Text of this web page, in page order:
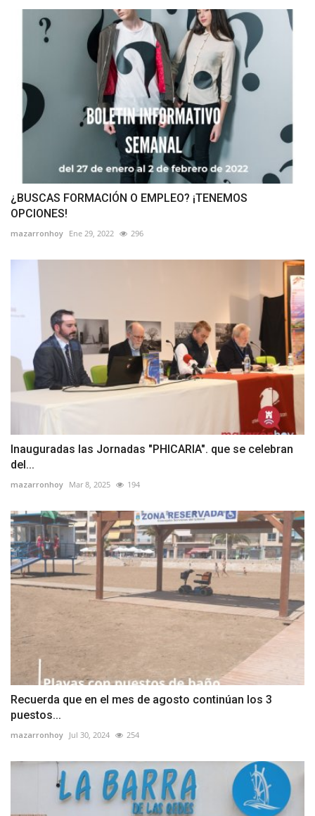
¿BUSCAS FORMACIÓN O EMPLEO? ¡TENEMOS
OPCIONES!
mazarronhoy Ene 29, 2022 296
Inauguradas las Jornadas "PHICARIA". que se celebran
del...
mazarronhoy Mar 8, 2025 194
Recuerda que en el mes de agosto continúan los 3
puestos...
mazarronhoy Jul 30, 2024 254